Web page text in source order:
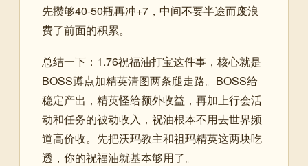
先攒够40-50瓶再冲+7，中间不要半途而废浪
费了前面的积累。
总结一下：1.76祝福油打宝这件事，核心就是
BOSS蹲点加精英清图两条腿走路。BOSS给
稳定产出，精英怪给额外收益，再加上行会活
动和任务的被动收入，祝油根本不用去世界频
道高价收。先把沃玛教主和祖玛精英这两块吃
透，你的祝福油就基本够用了。